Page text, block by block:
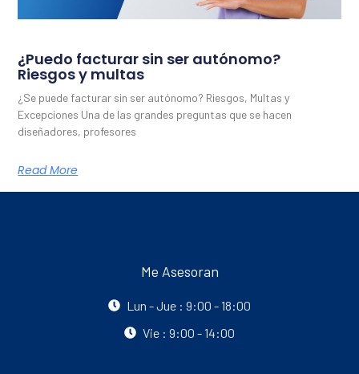
¿Puedo facturar sin ser autónomo?
Riesgos y multas
¿Se puede facturar sin ser autónomo? Riesgos, Multas y
Excepciones Una de las grandes preguntas que se hacen
diseñadores, profesores
Read More
Me Asesoran
Lun - Jue : 9:00 - 18:00
Vie : 9:00 - 14:00